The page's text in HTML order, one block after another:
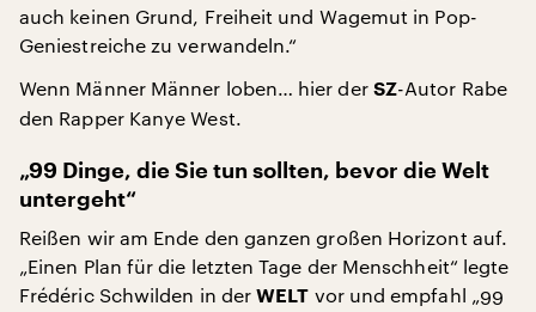
auch keinen Grund, Freiheit und Wagemut in Pop-
Geniestreiche zu verwandeln.“
Wenn Männer Männer loben… hier der SZ-Autor Rabe
den Rapper Kanye West.
„99 Dinge, die Sie tun sollten, bevor die Welt
untergeht“
Reißen wir am Ende den ganzen großen Horizont auf.
„Einen Plan für die letzten Tage der Menschheit“ legte
Frédéric Schwilden in derWELT vor und empfahl „99